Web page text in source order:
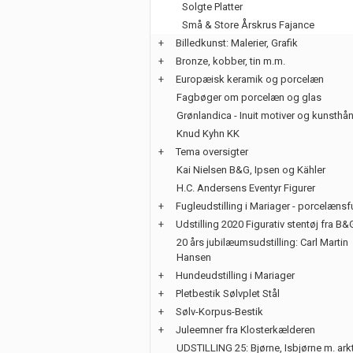
Solgte Platter
Små & Store Årskrus Fajance
+
Billedkunst: Malerier, Grafik
+
Bronze, kobber, tin m.m.
+
Europæisk keramik og porcelæn
Fagbøger om porcelæn og glas
Grønlandica - Inuit motiver og
Knud Kyhn KK
+
Tema oversigter
Kai Nielsen B&G, Ipsen og Kähler
H.C. Andersens Eventyr Figurer
+
Fugleudstilling i Mariager -
+
Udstilling 2020 Figurativ stentøj fra
20 års jubilæumsudstilling: Carl Martin
Hansen
+
Hundeudstilling i Mariager
+
Pletbestik Sølvplet Stål
+
Sølv-Korpus-Bestik
+
Juleemner fra Klosterkælderen
UDSTILLING 25: Bjørne, Isbjørne m.